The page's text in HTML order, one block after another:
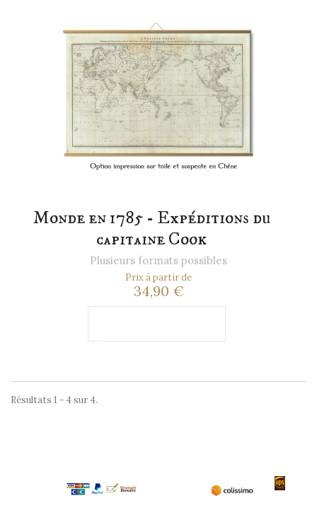
Monde en 1785 - Expéditions du
capitaine Cook
Plusieurs formats possibles
Prix à partir de
34,90 €
Résultats 1 - 4 sur 4.